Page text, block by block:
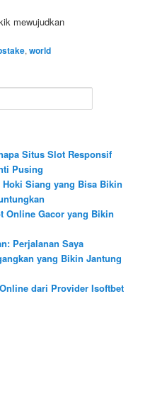
mewujudkan
,world
Situs Slot Responsif
Pusing
Siang yang Bisa Bikin
Online Gacor yang Bikin
Perjalanan Saya
yang Bikin Jantung
dari Provider Isoftbet